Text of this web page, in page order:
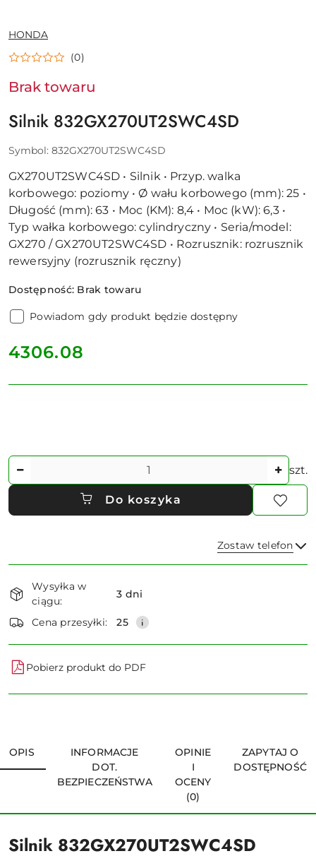
NAZWA
PRODUCENTA:
HONDA
(0)
Brak towaru
Silnik 832GX270UT2SWC4SD
Symbol: 832GX270UT2SWC4SD
GX270UT2SWC4SD • Silnik • Przyp. walka
korbowego: poziomy • Ø wału korbowego (mm): 25 •
Długość (mm): 63 • Moc (KM): 8,4 • Moc (kW): 6,3 •
Typ wałka korbowego: cylindryczny • Seria/model:
GX270 / GX270UT2SWC4SD • Rozrusznik: rozrusznik
rewersyjny (rozrusznik ręczny)
Dostępność: Brak towaru
Powiadom gdy produkt będzie dostępny
cena:
4306.08
Ilość szt.
Do koszyka
Zostaw telefon
i
dostawa
Wysyłka w
ciągu:
3 dni
Cena przesyłki: 25
Pobierz produkt do PDF
OPIS
INFORMACJE
DOT.
BEZPIECZEŃSTWA
OPINIE
I
OCENY
(0)
ZAPYTAJ O
DOSTĘPNOŚĆ
Silnik 832GX270UT2SWC4SD